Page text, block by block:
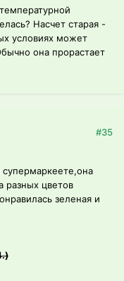
Насчет старая -
условиях может
она прорастает
#35
разных цветов
зеленая и